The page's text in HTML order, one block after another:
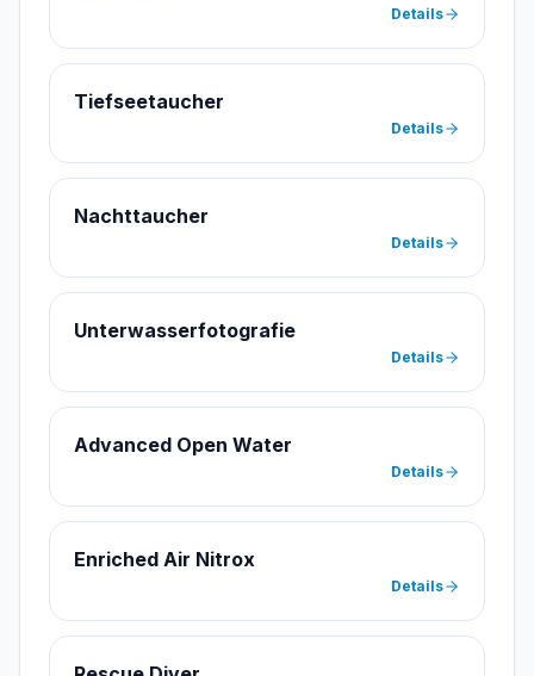
Details
Tiefseetaucher
Details
Nachttaucher
Details
Unterwasserfotografie
Details
Advanced Open Water
Details
Enriched Air Nitrox
Details